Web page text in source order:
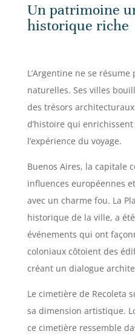
Un patrimoine
historique riche
L’Argentine ne se
naturelles. Ses villes
des trésors
d’histoire qui
l’expérience du voyage.
Buenos Aires, la capitale
influences européennes
avec un charme fou. La
historique de la ville, a
événements qui ont
coloniaux côtoient des
créant un dialogue
Le cimetière de Recoleta
sa dimension artistique.
ce cimetière ressemble